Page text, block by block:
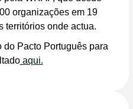
organizações em 19
territórios onde actua.
do Pacto Português para
aqui.